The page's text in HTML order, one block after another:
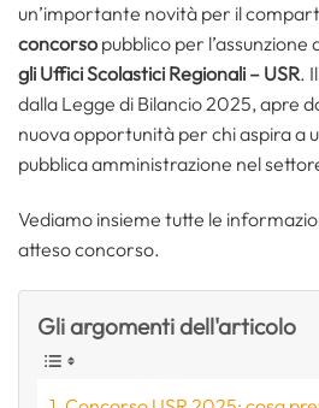
un’importante novità per il
concorso pubblico per l’assunzione
gli Uffici Scolastici Regionali – USR.
dalla Legge di Bilancio 2025, apre
nuova opportunità per chi aspira a
pubblica amministrazione nel
Vediamo insieme tutte le
atteso concorso.
Gli argomenti dell'articolo